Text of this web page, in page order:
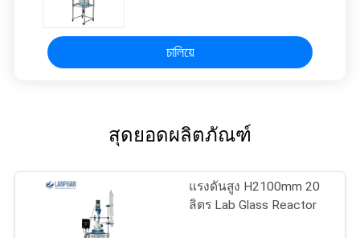
চালিয়ে
สุดยอดผลิตภัณฑ์
แรงดันสูง H2100mm 20
ลิตร Lab Glass Reactor